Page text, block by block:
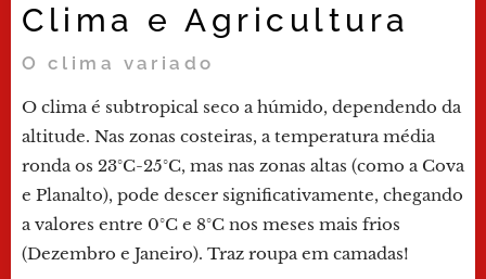
Clima e Agricultura
O clima variado
O clima é subtropical seco a húmido, dependendo da
altitude. Nas zonas costeiras, a temperatura média
ronda os 23°C-25°C, mas nas zonas altas (como a Cova
e Planalto), pode descer significativamente, chegando
a valores entre 0°C e 8°C nos meses mais frios
(Dezembro e Janeiro). Traz roupa em camadas!